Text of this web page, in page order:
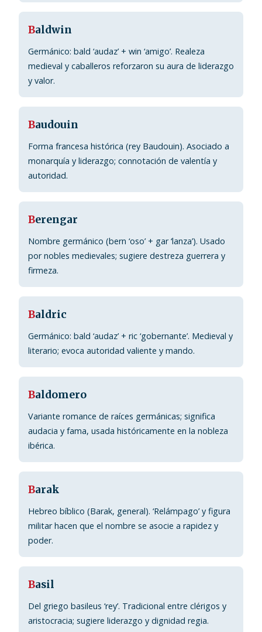
Baldwin
Germánico: bald ‘audaz’ + win ‘amigo’. Realeza
medieval y caballeros reforzaron su aura de liderazgo
y valor.
Baudouin
Forma francesa histórica (rey Baudouin). Asociado a
monarquía y liderazgo; connotación de valentía y
autoridad.
Berengar
Nombre germánico (bern ‘oso’ + gar ‘lanza’). Usado
por nobles medievales; sugiere destreza guerrera y
firmeza.
Baldric
Germánico: bald ‘audaz’ + ric ‘gobernante’. Medieval y
literario; evoca autoridad valiente y mando.
Baldomero
Variante romance de raíces germánicas; significa
audacia y fama, usada históricamente en la nobleza
ibérica.
Barak
Hebreo bíblico (Barak, general). ‘Relámpago’ y figura
militar hacen que el nombre se asocie a rapidez y
poder.
Basil
Del griego basileus ‘rey’. Tradicional entre clérigos y
aristocracia; sugiere liderazgo y dignidad regia.